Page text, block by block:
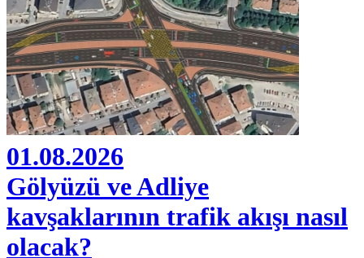
01.08.2026
Gölyüzü ve Adliye
kavşaklarının trafik akışı nasıl
olacak?